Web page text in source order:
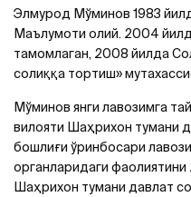
Элмурод Мўминов 1983
Маълумоти олий. 2004
тамомлаган, 2008 йилда
солиққа тортиш»
Мўминов янги лавозимга
вилояти Шаҳрихон тумани
бошлиғи ўринбосари
органларидаги
Шаҳрихон тумани давлат